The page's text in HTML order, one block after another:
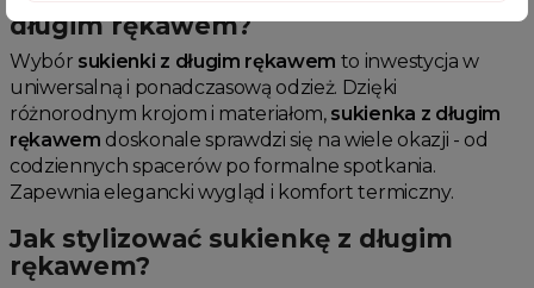
długim rękawem?
Wybór sukienki z długim rękawem to inwestycja w
uniwersalną i ponadczasową odzież. Dzięki
różnorodnym krojom i materiałom, sukienka z długim
rękawem doskonale sprawdzi się na wiele okazji - od
codziennych spacerów po formalne spotkania.
Zapewnia elegancki wygląd i komfort termiczny.
Jak stylizować sukienkę z długim
rękawem?